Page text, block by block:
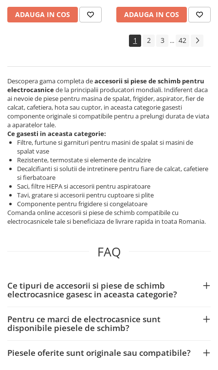
ADAUGA IN COS ADAUGA IN COS
1 2 3 ... 42
Descopera gama completa deaccesorii si piese de schimb pentru
electrocasnicede la principalii producatori mondiali. Indiferent daca
ai nevoie de piese pentru masina de spalat, frigider, aspirator, fier de
calcat, cafetiera, hota sau cuptor, in aceasta categorie gasesti
componente originale si compatibile pentru a prelungi durata de viata
a aparatelor tale.
Ce gasesti in aceasta categorie:
Filtre, furtune si garnituri pentru masini de spalat si masini de
spalat vase
Rezistente, termostate si elemente de incalzire
Decalcifianti si solutii de intretinere pentru fiare de calcat, cafetiere
si fierbatoare
Saci, filtre HEPA si accesorii pentru aspiratoare
Tavi, gratare si accesorii pentru cuptoare si plite
Componente pentru frigidere si congelatoare
Comanda online accesorii si piese de schimb compatibile cu
electrocasnicele tale si beneficiaza de livrare rapida in toata Romania.
FAQ
Ce tipuri de accesorii si piese de schimb
electrocasnice gasesc in aceasta categorie?
Pentru ce marci de electrocasnice sunt
disponibile piesele de schimb?
Piesele oferite sunt originale sau compatibile?